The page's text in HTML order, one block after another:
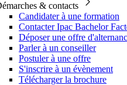
& contacts
Candidater à une formation
Contacter Ipac Bachelor
Déposer une offre
Parler à un conseiller
Postuler à une offre
S'inscrire à un évènement
Télécharger la brochure